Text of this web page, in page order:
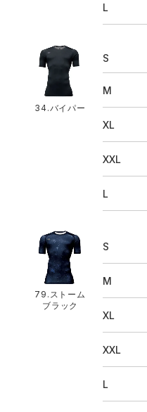
L
34.バイパー
S
M
XL
XXL
L
79.ストーム
ブラック
S
M
XL
XXL
L